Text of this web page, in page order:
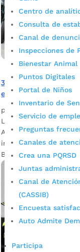
Centro de
Consulta de
Canal de
Inspecciones de
Bienestar Animal
Puntos Digitales
Portal de Niños
Inventario de
Servicio de
Preguntas
Canales de
Crea una PQRSD
Juntas
Canal de
(CASSIB)
Encuesta
Auto Admite
Participa
35 nuevos vehículos
e investigación en
por
Las motocicletas y
Administración
investigación de la
Bucaramanga.